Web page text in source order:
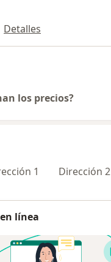
Detalles
los precios?
1 Dirección 2
línea